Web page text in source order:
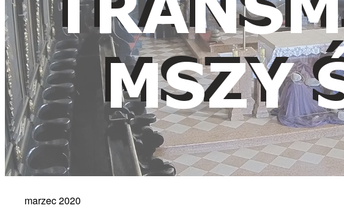
marzec 2020